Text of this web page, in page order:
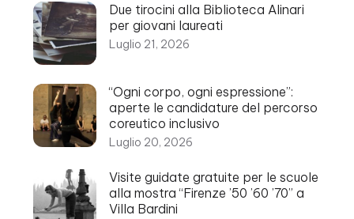
Due tirocini alla Biblioteca Alinari
per giovani laureati
Luglio 21, 2026
“Ogni corpo, ogni espressione”:
aperte le candidature del percorso
coreutico inclusivo
Luglio 20, 2026
Visite guidate gratuite per le scuole
alla mostra “Firenze ’50 ’60 ’70” a
Villa Bardini